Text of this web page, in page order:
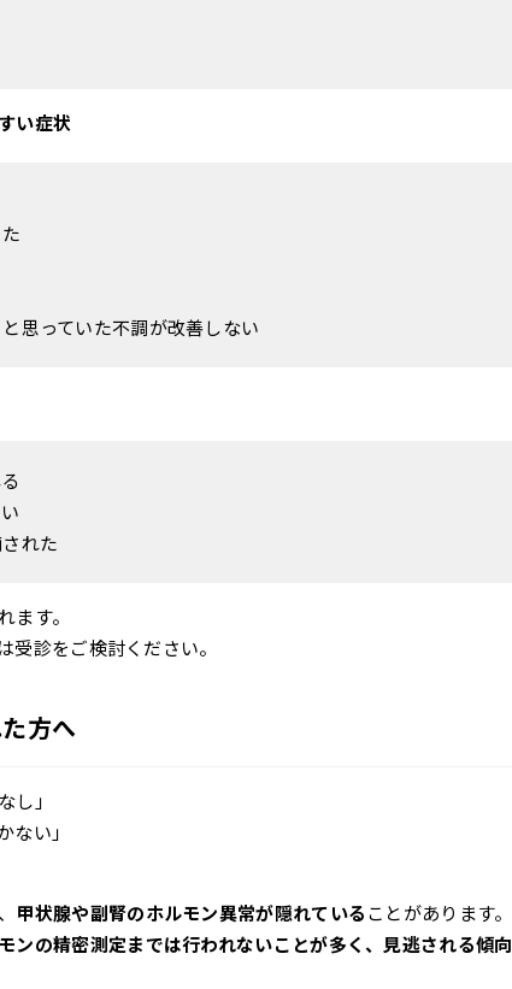
い症状
思っていた不調が改善しない
れた
ます。
受診をご検討ください。
方へ
し」
ない」
甲状腺や副腎のホルモン異常が隠れていることがあります。
ンの精密測定までは行われないことが多く、見逃される傾向